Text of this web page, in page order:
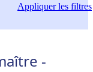
Appliquerles filtres
-